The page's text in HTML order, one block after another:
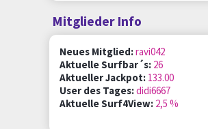
Mitglieder Info
Neues Mitglied:ravi042
Aktuelle Surfbar´s: 26
Aktueller Jackpot: 133.00
User des Tages:didi6667
Aktuelle Surf4View: 2,5 %